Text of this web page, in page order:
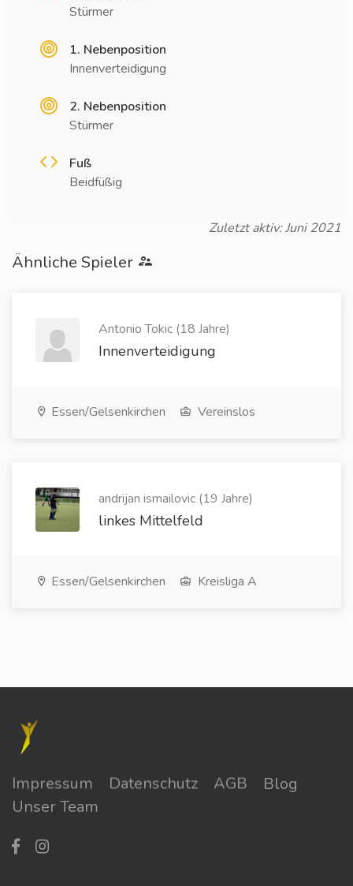
Stürmer
1. Nebenposition
Innenverteidigung
2. Nebenposition
Stürmer
Fuß
Beidfüßig
Zuletzt aktiv: Juni 2021
Ähnliche Spieler
Antonio Tokic (18 Jahre)
Innenverteidigung
Essen/Gelsenkirchen Vereinslos
andrijan ismailovic (19 Jahre)
linkes Mittelfeld
Essen/Gelsenkirchen Kreisliga A
Impressum Datenschutz AGB
Blog
Unser Team